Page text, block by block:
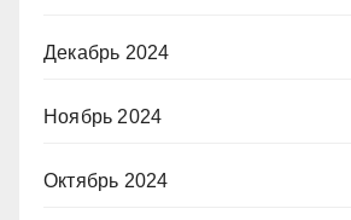
Декабрь 2024
Ноябрь 2024
Октябрь 2024